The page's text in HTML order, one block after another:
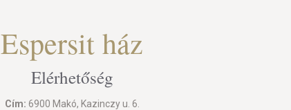
Espersit ház
Elérhetőség
Cím: 6900 Makó, Kazinczy u. 6.